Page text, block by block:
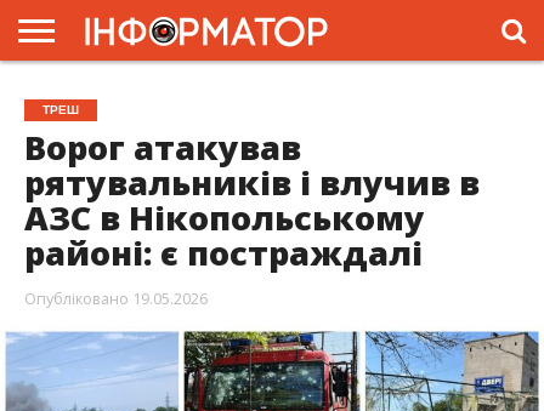
ГОЛОВНА
ЖИТТЯ
ВЛАДА
ГРОШІ
ТРЕШ
ПРЕС-
РЕЛІЗИ
РЕКЛАМА
ПРОЕКТИ
ТРЕШ
Ворог атакував
рятувальників і влучив в
АЗС в Нікопольському
районі: є постраждалі
Опубліковано 19.05.2026